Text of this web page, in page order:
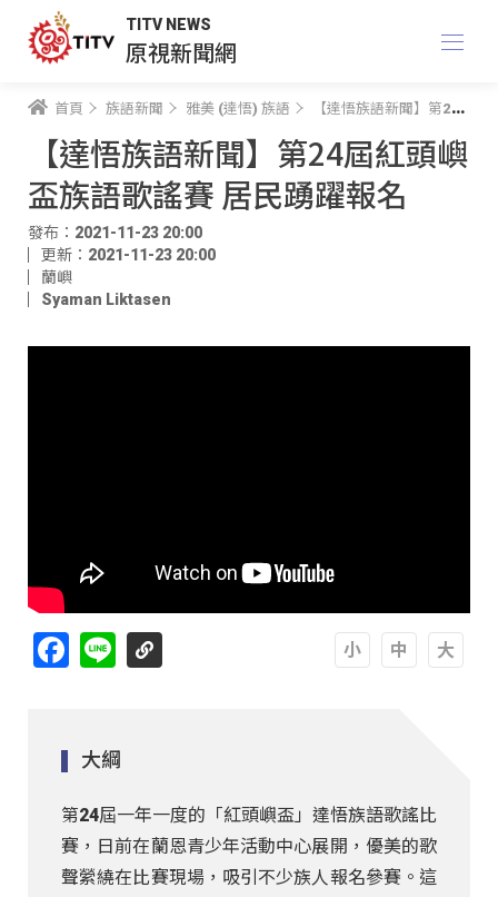
TITV NEWS
原視新聞網
首頁 族語新聞 雅美 (達悟) 族語 【達悟族語新聞】第24屆紅頭嶼盃族語歌謠賽 居民踴躍報名
【達悟族語新聞】第24屆紅頭嶼
盃族語歌謠賽 居民踴躍報名
發布：2021-11-23 20:00
更新：2021-11-23 20:00
蘭嶼
Syaman Liktasen
Facebook
Line
大綱
第24屆一年一度的「紅頭嶼盃」達悟族語歌謠比
賽，日前在蘭恩青少年活動中心展開，優美的歌
聲縈繞在比賽現場，吸引不少族人報名參賽。這